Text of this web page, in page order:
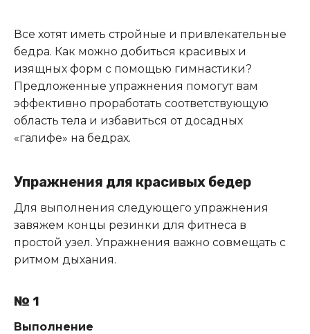
Все хотят иметь стройные и привлекательные
бедра. Как можно добиться красивых и
изящных форм с помощью гимнастики?
Предложенные упражнения помогут вам
эффективно проработать соответствующую
область тела и избавиться от досадных
«галифе» на бедрах.
Упражнения для красивых бедер
Для выполнения следующего упражнения
завяжем концы резинки для фитнеса в
простой узел. Упражнения важно совмещать с
ритмом дыхания.
№ 1
Выполнение